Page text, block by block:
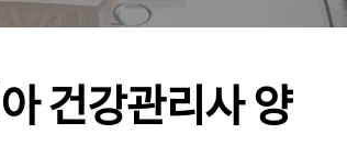
건강관리사 양